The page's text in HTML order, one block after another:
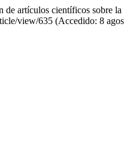
artículos científicos sobre la
view/635 (Accedido: 8